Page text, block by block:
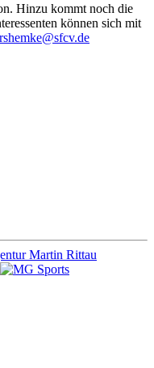
Hinzu kommt noch die
können sich mit